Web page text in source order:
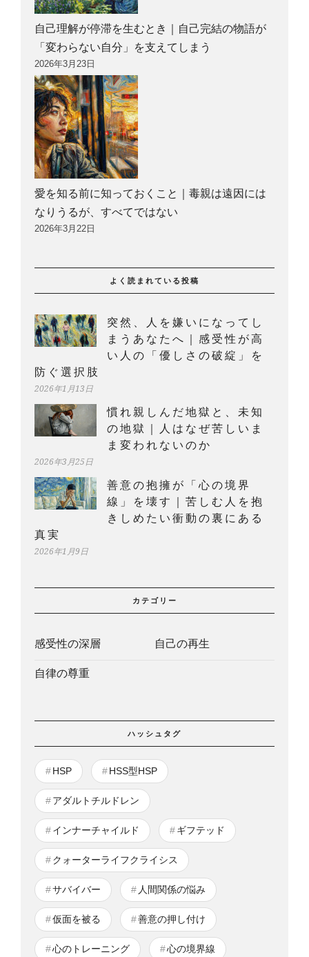
自己理解が停滞を生むとき｜自己完結の物語が
「変わらない自分」を支えてしまう
2026年3月23日
愛を知る前に知っておくこと｜毒親は遠因には
なりうるが、すべてではない
2026年3月22日
よく読まれている投稿
突然、人を嫌いになってし
まうあなたへ｜感受性が高
い人の「優しさの破綻」を
防ぐ選択肢
2026年1月13日
慣れ親しんだ地獄と、未知
の地獄｜人はなぜ苦しいま
ま変われないのか
2026年3月25日
善意の抱擁が「心の境界
線」を壊す｜苦しむ人を抱
きしめたい衝動の裏にある
真実
2026年1月9日
カテゴリー
感受性の深層 自己の再生
自律の尊重
ハッシュタグ
HSP HSS型HSP
アダルトチルドレン
インナーチャイルド ギフテッド
クォーターライフクライシス
サバイバー 人間関係の悩み
仮面を被る 善意の押し付け
心のトレーニング 心の境界線